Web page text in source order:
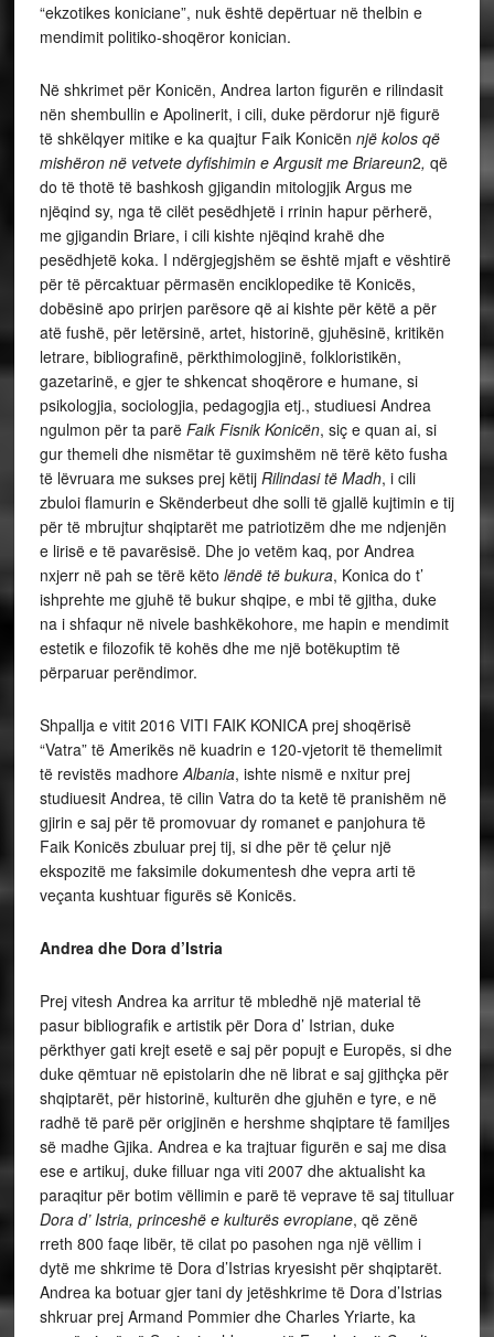
“ekzotikes koniciane”, nuk është depërtuar në thelbin e
mendimit politiko-shoqëror konician.
Në shkrimet për Konicën, Andrea larton figurën e rilindasit
nën shembullin e Apolinerit, i cili, duke përdorur një figurë
të shkëlqyer mitike e ka quajtur Faik Konicën një kolos që
mishëron në vetvete dyfishimin e Argusit me Briareun2, që
do të thotë të bashkosh gjigandin mitologjik Argus me
njëqind sy, nga të cilët pesëdhjetë i rrinin hapur përherë,
me gjigandin Briare, i cili kishte njëqind krahë dhe
pesëdhjetë koka. I ndërgjegjshëm se është mjaft e vështirë
për të përcaktuar përmasën enciklopedike të Konicës,
dobësinë apo prirjen parësore që ai kishte për këtë a për
atë fushë, për letërsinë, artet, historinë, gjuhësinë, kritikën
letrare, bibliografinë, përkthimologjinë, folkloristikën,
gazetarinë, e gjer te shkencat shoqërore e humane, si
psikologjia, sociologjia, pedagogjia etj., studiuesi Andrea
ngulmon për ta parë Faik Fisnik Konicën, siç e quan ai, si
gur themeli dhe nismëtar të guximshëm në tërë këto fusha
të lëvruara me sukses prej këtij Rilindasi të Madh, i cili
zbuloi flamurin e Skënderbeut dhe solli të gjallë kujtimin e tij
për të mbrujtur shqiptarët me patriotizëm dhe me ndjenjën
e lirisë e të pavarësisë. Dhe jo vetëm kaq, por Andrea
nxjerr në pah se tërë këto lëndë të bukura, Konica do t’
ishprehte me gjuhë të bukur shqipe, e mbi të gjitha, duke
na i shfaqur në nivele bashkëkohore, me hapin e mendimit
estetik e filozofik të kohës dhe me një botëkuptim të
përparuar perëndimor.
Shpallja e vitit 2016 VITI FAIK KONICA prej shoqërisë
“Vatra” të Amerikës në kuadrin e 120-vjetorit të themelimit
të revistës madhoreAlbania, ishte nismë e nxitur prej
studiuesit Andrea, të cilin Vatra do ta ketë të pranishëm në
gjirin e saj për të promovuar dy romanet e panjohura të
Faik Konicës zbuluar prej tij, si dhe për të çelur një
ekspozitë me faksimile dokumentesh dhe vepra arti të
veçanta kushtuar figurës së Konicës.
Andrea dhe Dora d’Istria
Prej vitesh Andrea ka arritur të mbledhë një material të
pasur bibliografik e artistik për Dora d’ Istrian, duke
përkthyer gati krejt esetë e saj për popujt e Europës, si dhe
duke qëmtuar në epistolarin dhe në librat e saj gjithçka për
shqiptarët, për historinë, kulturën dhe gjuhën e tyre, e në
radhë të parë për origjinën e hershme shqiptare të familjes
së madhe Gjika. Andrea e ka trajtuar figurën e saj me disa
ese e artikuj, duke filluar nga viti 2007 dhe aktualisht ka
paraqitur për botim vëllimin e parë të veprave të saj titulluar
Dora d’ Istria, princeshë e kulturës evropiane, që zënë
rreth 800 faqe libër, të cilat po pasohen nga një vëllim i
dytë me shkrime të Dora d’Istrias kryesisht për shqiptarët.
Andrea ka botuar gjer tani dy jetëshkrime të Dora d’Istrias
shkruar prej Armand Pommier dhe Charles Yriarte, ka